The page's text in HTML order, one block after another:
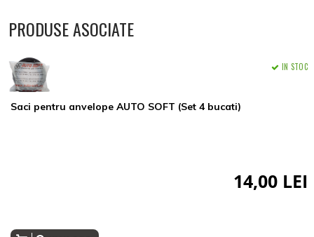
PRODUSE ASOCIATE
Saci pentru anvelope AUTO SOFT (Set 4 bucati)
IN STOC
14,00 LEI